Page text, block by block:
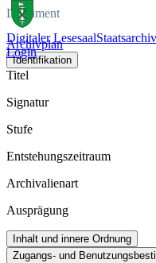
Digitaler Lesesaal
Login
Dokument
Archivplan
Identifikation
Titel
Signatur
Stufe
Entstehungszeitraum
Archivalienart
Ausprägung
Inhalt und innere Ordnung
Zugangs- und